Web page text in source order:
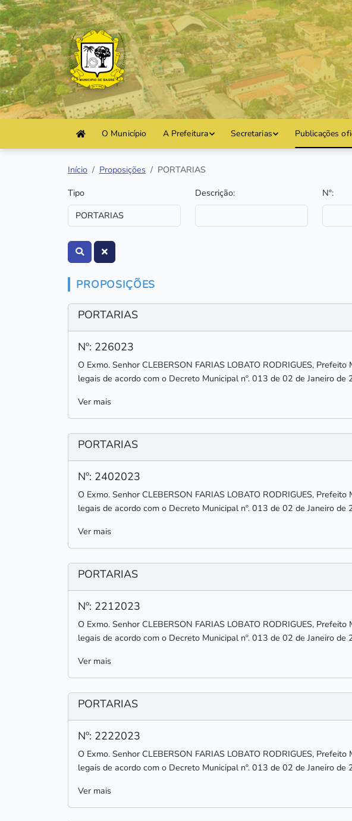
O Município A Prefeitura Secretarias Publicações
Início Proposições
PORTARIAS
Tipo
Descrição: Nº:
PROPOSIÇÕES
PORTARIAS
Nº: 226023
O Exmo. Senhor CLEBERSON FARIAS LOBATO RODRIGUES,
legais de acordo com o Decreto Municipal nº. 013 de 02 de Janeiro de
Ver mais
PORTARIAS
Nº: 2402023
O Exmo. Senhor CLEBERSON FARIAS LOBATO RODRIGUES,
legais de acordo com o Decreto Municipal nº. 013 de 02 de Janeiro de
Ver mais
PORTARIAS
Nº: 2212023
O Exmo. Senhor CLEBERSON FARIAS LOBATO RODRIGUES,
legais de acordo com o Decreto Municipal nº. 013 de 02 de Janeiro de
Ver mais
PORTARIAS
Nº: 2222023
O Exmo. Senhor CLEBERSON FARIAS LOBATO RODRIGUES,
legais de acordo com o Decreto Municipal nº. 013 de 02 de Janeiro de
Ver mais